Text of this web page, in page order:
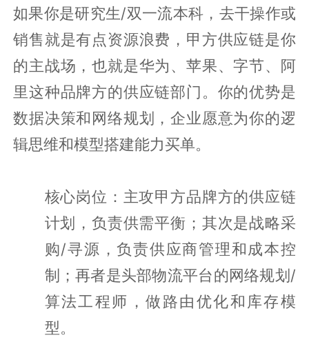
如果你是研究生/双一流本科，去干操作或
销售就是有点资源浪费，甲方供应链是你
的主战场，也就是华为、苹果、字节、阿
里这种品牌方的供应链部门。你的优势是
数据决策和网络规划，企业愿意为你的逻
辑思维和模型搭建能力买单。
核心岗位：主攻甲方品牌方的供应链
计划，负责供需平衡；其次是战略采
购/寻源，负责供应商管理和成本控
制；再者是头部物流平台的网络规划/
算法工程师，做路由优化和库存模
型。